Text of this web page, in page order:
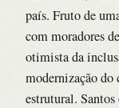
país. Fruto de
com moradores
otimista da
modernização do
estrutural. Santos